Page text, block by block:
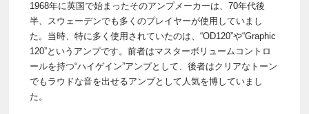
1968年に英国で始まったそのアンプメーカーは、70年代後
半、スウェーデンでも多くのプレイヤーが使用していまし
た。当時、特に多く使用されていたのは、“OD120”や“Graphic
120”というアンプです。前者はマスターボリュームコントロ
ールを持つ“ハイゲイン”アンプとして、後者はクリアなトーン
でもラウドな音を出せるアンプとして人気を博していまし
た。